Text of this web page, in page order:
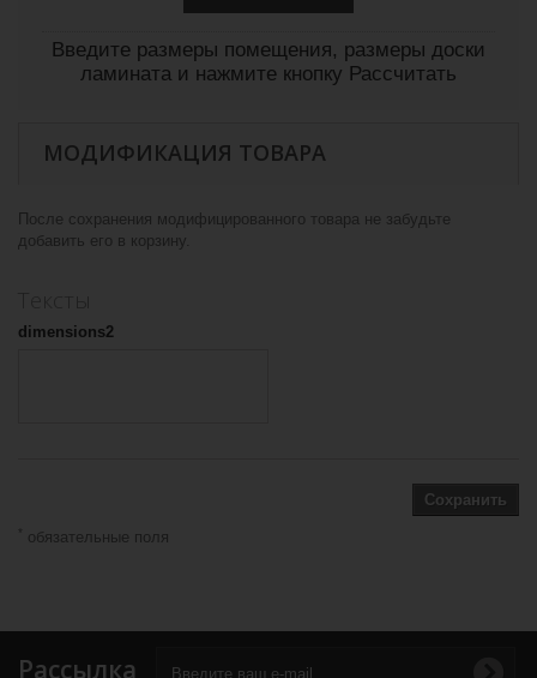
Введите размеры помещения, размеры доски
ламината и нажмите кнопку Рассчитать
МОДИФИКАЦИЯ ТОВАРА
После сохранения модифицированного товара не забудьте
добавить его в корзину.
dimensions2
Сохранить
обязательные поля
Рассылка